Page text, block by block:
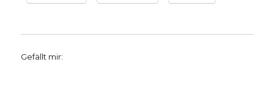
Gefällt mir: